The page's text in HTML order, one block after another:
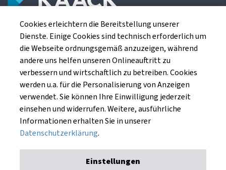
Die Kaack Terminhandel GmbH ist ein
Finanzdienstleistungsinstitut für die europäischen
Agrarterminbörsen.
Kaack Terminhandel GmbH
Am Markt 8
49661 Cloppenburg
Datenschutzerklärung
Cookies erleichtern die Bereitstellung unserer
Dienste. Einige Cookies sind technisch erforderlich um
die Webseite ordnungsgemäß anzuzeigen, während
andere uns helfen unseren Onlineauftritt zu
verbessern und wirtschaftlich zu betreiben. Cookies
werden u.a. für die Personalisierung von Anzeigen
verwendet. Sie können Ihre Einwilligung jederzeit
einsehen und widerrufen. Weitere, ausführliche
Informationen erhalten Sie in unserer
Datenschutzerklärung.
Einstellungen